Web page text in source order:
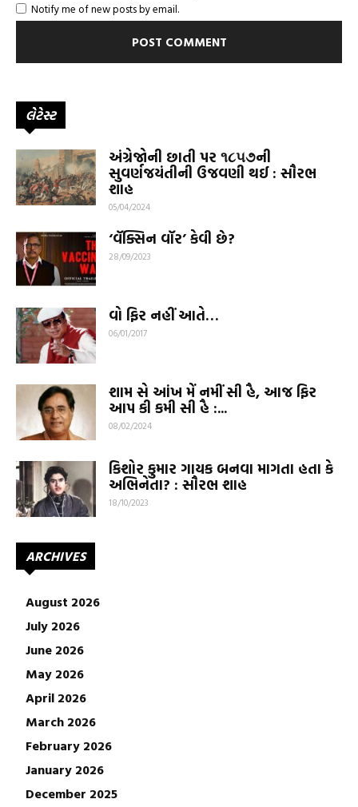
Notify me of new posts by email.
લેટેસ્ટ
અંગ્રેજોની છાતી પર ૧૮૫૭ની
સુવર્ણજયંતીની ઉજવણી થઈ : સૌરભ
શાહ
05/04/2024
‘વૅક્સિન વૉર’ કેવી છે?
28/09/2023
વો ફિર નહીં આતે…
06/01/2017
શામ સે આંખ મેં નમીં સી હૈ, આજ ફિર
આપ કી કમી સી હૈ :...
08/02/2024
કિશોર કુમાર ગાયક બનવા માગતા હતા કે
અભિનેતા? : સૌરભ શાહ
18/10/2023
ARCHIVES
August 2026
July 2026
June 2026
May 2026
April 2026
March 2026
February 2026
January 2026
December 2025